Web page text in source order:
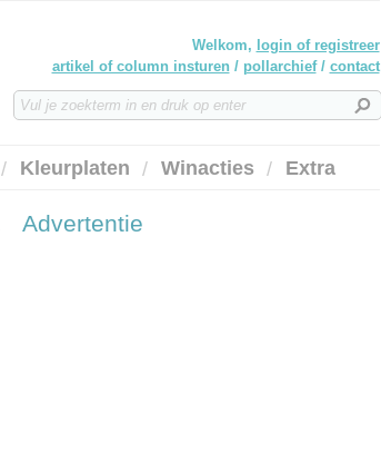
Welkom, login of registreer
artikel of column insturen / pollarchief/ contact
Kleurplaten Winacties Extra
Advertentie